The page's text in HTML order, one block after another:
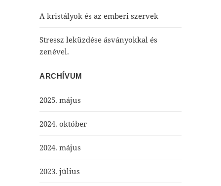
A kristályok és az emberi szervek
Stressz leküzdése ásványokkal és
zenével.
ARCHÍVUM
2025. május
2024. október
2024. május
2023. július